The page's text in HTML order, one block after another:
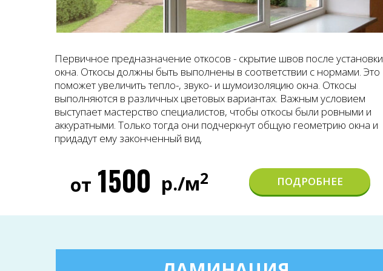
1500 р./м2
от
Первичное предназначение откосов - скрытие швов после установки
окна. Откосы должны быть выполнены в соответствии с нормами. Это
поможет увеличить тепло-, звуко- и шумоизоляцию окна. Откосы
выполняются в различных цветовых вариантах. Важным условием
выступает мастерство специалистов, чтобы откосы были ровными и
аккуратными. Только тогда они подчеркнут общую геометрию окна и
придадут ему законченный вид.
ПОДРОБНЕЕ